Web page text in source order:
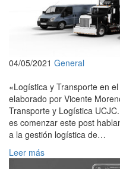
04/05/2021 General
«Logística y Transporte en
elaborado por Vicente
Transporte y
es comenzar este post
a la gestión logística de…
Leer más